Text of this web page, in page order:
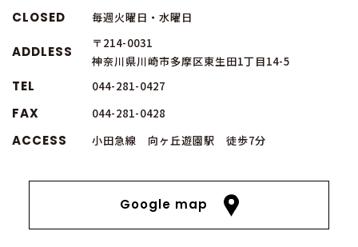
CLOSED 毎週火曜日・水曜日
ADDLESS
〒214-0031
神奈川県川崎市多摩区東生田1丁目14-5
TEL 044-281-0427
FAX 044-281-0428
ACCESS 小田急線 向ヶ丘遊園駅 徒歩7分
Google map